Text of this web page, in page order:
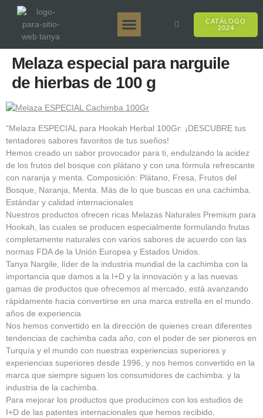
CATÁLOGO
2024
Melaza especial para narguile
de hierbas de 100 g
“Melaza ESPECIAL para Hookah Herbal 100Gr: ¡DESCUBRE tus
tentadores sabores favoritos de tus sueños!
Hemos creado un sabor provocador para ti, endulzando la acidez
de los frutos del bosque con plátano y con una fórmula refrescante
con naranja y menta. Composición: Plátano, Fresa, Frutos del
Bosque, Naranja, Menta. Más de lo que buscas en una cachimba.
Estándar y calidad internacionales
Nuestros productos ofrecen ricas Melazas Naturales Premium para
Hookah, las cuales se producen especialmente formulando frutas
completamente naturales con varios sabores de acuerdo con las
normas FDA de la Unión Europea y Estados Unidos.
Tanya Nargile, líder de la industria mundial de la cachimba con la
importancia que damos a la I+D y la innovación y a las nuevas
gamas de productos que ofrecemos al mercado, está avanzando
rápidamente hacia convertirse en una marca estrella en el mundo.
años de experiencia
Nos hemos convertido en la dirección de quienes crean diferentes
tendencias de cachimba cada año, con el poder de ser pioneros en
Turquía y el mundo con nuestras experiencias superiores y
experiencias superiores desde 1996, y nos hemos convertido en la
marca que siempre siguen los consumidores de cachimba. y la
industria de la cachimba.
Para mejorar los productos que producimos con los estudios de
I+D de las patentes internacionales que hemos recibido,